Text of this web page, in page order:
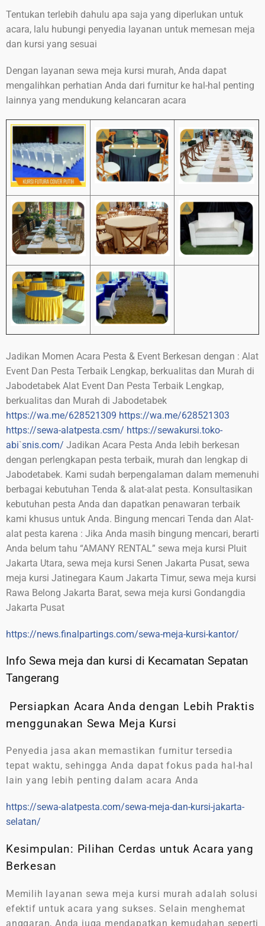
Tentukan terlebih dahulu apa saja yang diperlukan untuk
acara, lalu hubungi penyedia layanan untuk memesan meja
dan kursi yang sesuai
Dengan layanan sewa meja kursi murah, Anda dapat
mengalihkan perhatian Anda dari furnitur ke hal-hal penting
lainnya yang mendukung kelancaran acara
Jadikan Momen Acara Pesta & Event Berkesan dengan : Alat
Event Dan Pesta Terbaik Lengkap, berkualitas dan Murah di
Jabodetabek Alat Event Dan Pesta Terbaik Lengkap,
berkualitas dan Murah di Jabodetabek
https://wa.me/628521309 https://wa.me/628521303
https://sewa-alatpesta.csm/ https://sewakursi.toko-
abi`snis.com/ Jadikan Acara Pesta Anda lebih berkesan
dengan perlengkapan pesta terbaik, murah dan lengkap di
Jabodetabek. Kami sudah berpengalaman dalam memenuhi
berbagai kebutuhan Tenda & alat-alat pesta. Konsultasikan
kebutuhan pesta Anda dan dapatkan penawaran terbaik
kami khusus untuk Anda. Bingung mencari Tenda dan Alat-
alat pesta karena : Jika Anda masih bingung mencari, berarti
Anda belum tahu “AMANY RENTAL” sewa meja kursi Pluit
Jakarta Utara, sewa meja kursi Senen Jakarta Pusat, sewa
meja kursi Jatinegara Kaum Jakarta Timur, sewa meja kursi
Rawa Belong Jakarta Barat, sewa meja kursi Gondangdia
Jakarta Pusat
https://news.finalpartings.com/sewa-meja-kursi-kantor/
Info Sewa meja dan kursi di Kecamatan Sepatan
Tangerang
Persiapkan Acara Anda dengan Lebih Praktis
menggunakan Sewa Meja Kursi
Penyedia jasa akan memastikan furnitur tersedia
tepat waktu, sehingga Anda dapat fokus pada hal-hal
lain yang lebih penting dalam acara Anda
https://sewa-alatpesta.com/sewa-meja-dan-kursi-jakarta-
selatan/
Kesimpulan: Pilihan Cerdas untuk Acara yang
Berkesan
Memilih layanan sewa meja kursi murah adalah solusi
efektif untuk acara yang sukses. Selain menghemat
anggaran, Anda juga mendapatkan kemudahan seperti